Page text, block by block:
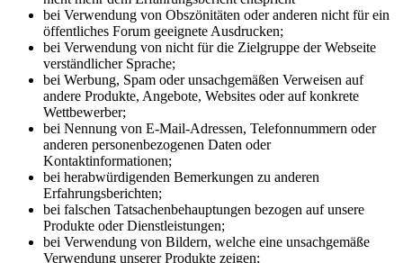
bei Verwendung von Obszönitäten oder anderen nicht für ein
öffentliches Forum geeignete Ausdrucken;
bei Verwendung von nicht für die Zielgruppe der Webseite
verständlicher Sprache;
bei Werbung, Spam oder unsachgemäßen Verweisen auf
andere Produkte, Angebote, Websites oder auf konkrete
Wettbewerber;
bei Nennung von E-Mail-Adressen, Telefonnummern oder
anderen personenbezogenen Daten oder
Kontaktinformationen;
bei herabwürdigenden Bemerkungen zu anderen
Erfahrungsberichten;
bei falschen Tatsachenbehauptungen bezogen auf unsere
Produkte oder Dienstleistungen;
bei Verwendung von Bildern, welche eine unsachgemäße
Verwendung unserer Produkte zeigen;